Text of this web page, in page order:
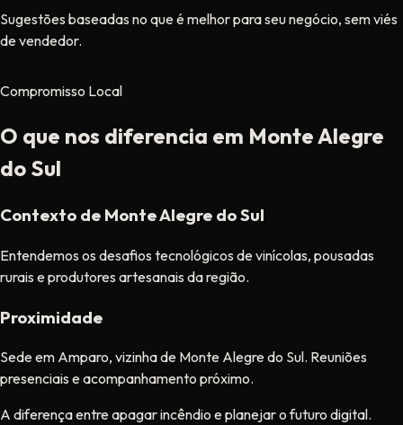
Sugestões baseadas no que é melhor para seu negócio, sem viés
de vendedor.
Compromisso Local
O que nos diferencia em Monte Alegre
do Sul
Contexto de Monte Alegre do Sul
Entendemos os desafios tecnológicos de vinícolas, pousadas
rurais e produtores artesanais da região.
Proximidade
Sede em Amparo, vizinha de Monte Alegre do Sul. Reuniões
presenciais e acompanhamento próximo.
A diferença entre apagar incêndio e planejar o futuro digital.